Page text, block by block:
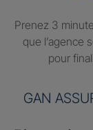
Prenez 3
que l’agence
pour
GAN